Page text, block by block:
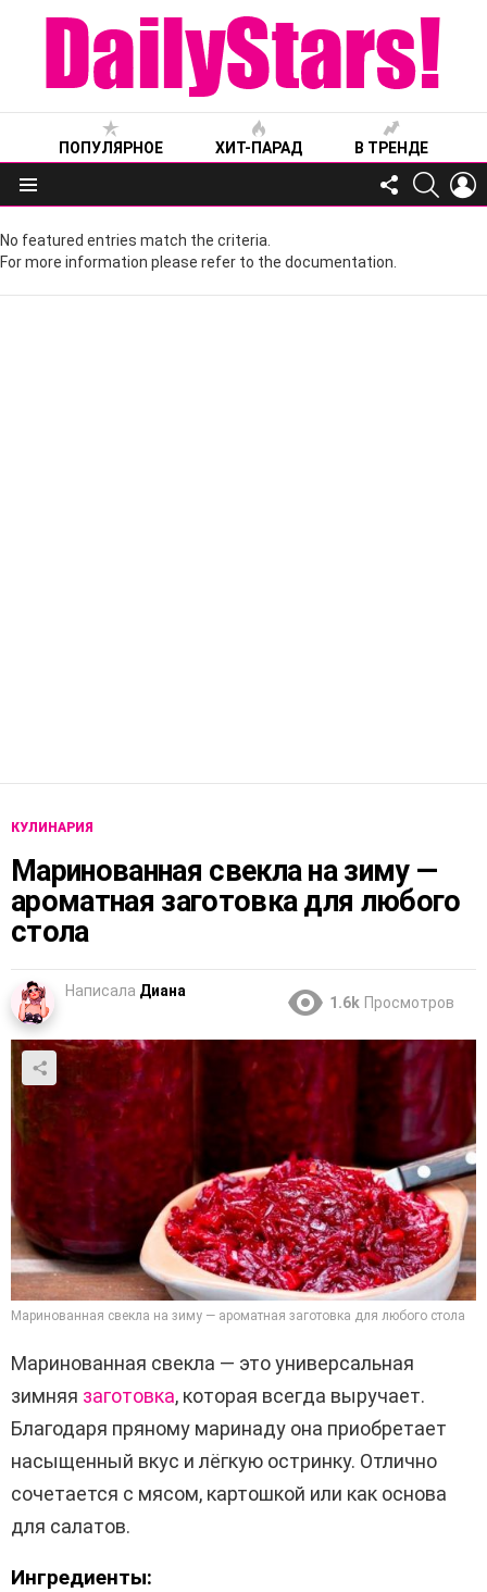
ПОПУЛЯРНОЕ ХИТ-ПАРАД В ТРЕНДЕ
Меню
FOLLOW
US
No featured entries match the criteria.
For more information please refer to the documentation.
КУЛИНАРИЯ
Маринованная свекла на зиму —
ароматная заготовка для любого
стола
Написала Диана
1.6k Просмотров
Маринованная свекла на зиму — ароматная заготовка для любого стола
Маринованная свекла — это универсальная
зимняя заготовка, которая всегда выручает.
Благодаря пряному маринаду она приобретает
насыщенный вкус и лёгкую остринку. Отлично
сочетается с мясом, картошкой или как основа
для салатов.
Ингредиенты: